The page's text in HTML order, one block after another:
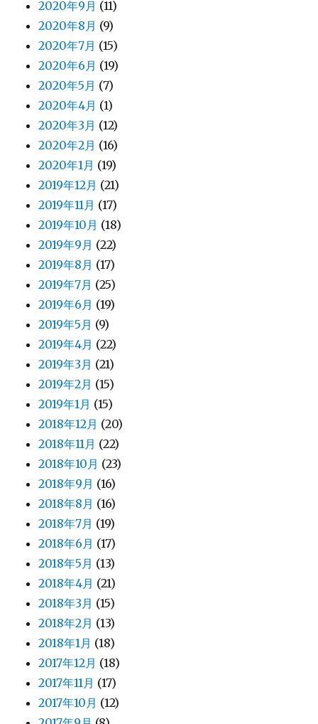
2020年9月 (11)
2020年8月 (9)
2020年7月 (15)
2020年6月 (19)
2020年5月 (7)
2020年4月 (1)
2020年3月 (12)
2020年2月 (16)
2020年1月 (19)
2019年12月 (21)
2019年11月 (17)
2019年10月 (18)
2019年9月 (22)
2019年8月 (17)
2019年7月 (25)
2019年6月 (19)
2019年5月 (9)
2019年4月 (22)
2019年3月 (21)
2019年2月 (15)
2019年1月 (15)
2018年12月 (20)
2018年11月 (22)
2018年10月 (23)
2018年9月 (16)
2018年8月 (16)
2018年7月 (19)
2018年6月 (17)
2018年5月 (13)
2018年4月 (21)
2018年3月 (15)
2018年2月 (13)
2018年1月 (18)
2017年12月 (18)
2017年11月 (17)
2017年10月 (12)